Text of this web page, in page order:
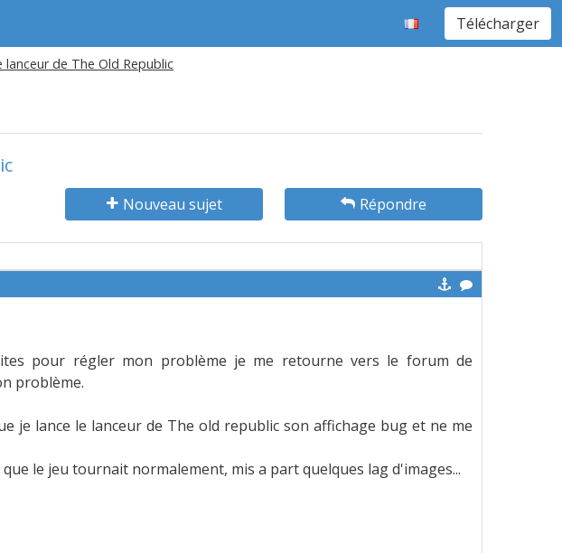
Télécharger
lanceur de The Old Republic
Nouveau sujet Répondre
pour régler mon problème je me retourne vers le forum de
problème.
je lance le lanceur de The old republic son affichage bug et ne me
le jeu tournait normalement, mis a part quelques lag d'images...